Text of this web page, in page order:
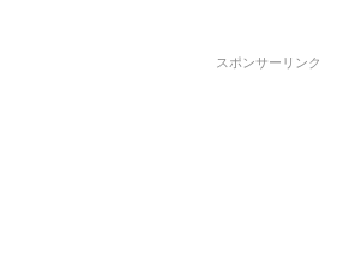
スポンサーリンク